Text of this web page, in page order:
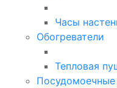
Часы
Обогреватели
Тепловая